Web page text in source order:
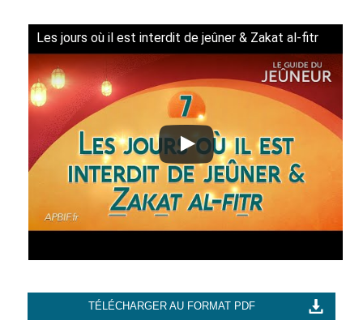
Les jours où il est interdit de jeûner & Zakat al-fitr
TÉLÉCHARGER AU FORMAT PDF